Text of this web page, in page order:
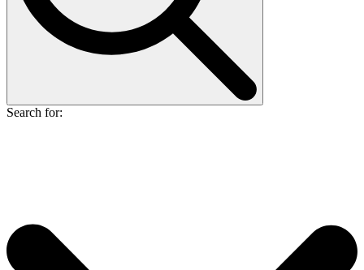
Search for: